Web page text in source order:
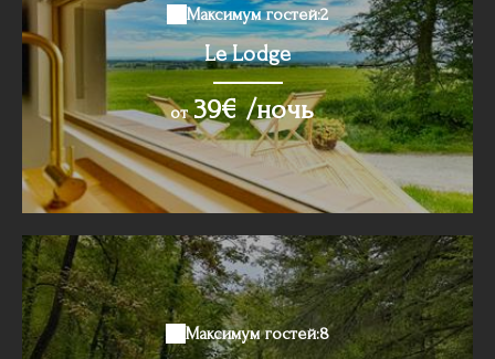
Максимум гостей:2
Le Lodge
oт39€ /ночь
Максимум гостей:8